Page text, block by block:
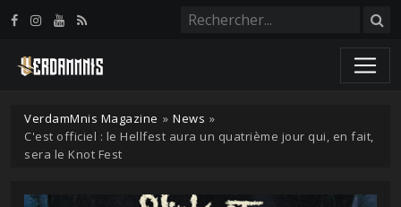
VerdamMnis Magazine » News »
C'est officiel : le Hellfest aura un quatrième jour qui, en fait,
sera le Knot Fest
Panneau de gestion des cookies